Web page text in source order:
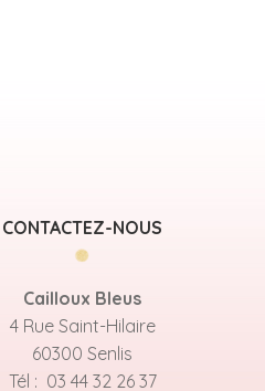
CONTACTEZ-NOUS
Cailloux Bleus
4 Rue Saint-Hilaire
60300 Senlis
Tél : 03 44 32 26 37